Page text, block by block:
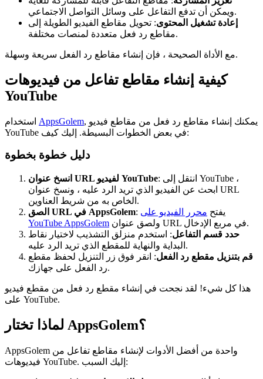
ويمكن أن تدفع التفاعل على وسائل التواصل الاجتماعي.
إعادة تشغيل المحتوى: تحويل مقاطع الفيديو الطويلة إلى
مقاطع رد فعل متعددة لمنصات مختلفة.
مع الأداة الصحيحة ، فإن إنشاء مقاطع رد الفعل سريعة وسهلة.
كيفية إنشاء مقاطع تفاعل من فيديوهات
YouTube
AppsGolem, يمكنك إنشاء مقاطع رد فعل من مقاطع فيديو
YouTube في بعض الخطوات البسيطة. إليك كيف:
دليل خطوة بخطوة
انسخ عنوان URL لفيديو YouTube: انتقل إلى YouTube ،
ابحث عن الفيديو الذي تريد الرد عليه ، ونسخ عنوان URL
الخاص به من شريط العناوين.
الصق URL في AppsGolem
: يفتح محرر الفيديو على
YouTube AppsGolem
ولصق عنوان URL في مربع الإدخال.
حدد قسم التفاعل: استخدم منزلق التشذيب لاختيار نقاط
البداية والنهاية للمقطع الذي تريد الرد عليه.
قم بتنزيل مقطع رد الفعل: انقر فوق زر التنزيل لحفظ مقطع
رد الفعل على جهازك.
هذا كل شيء! لقد نجحت في إنشاء مقطع رد فعل من مقطع فيديو
على YouTube.
لماذا تختار AppsGolem؟
AppsGolem واحدة من أفضل الأدوات لإنشاء مقاطع تفاعل من
فيديوهات YouTube. إليك السبب: